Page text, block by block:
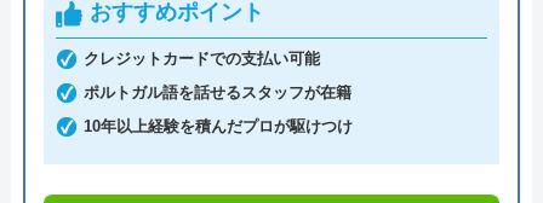
と症状が悪化するため、早めに相談した方がよいで
しょう。電話やメール、ホームページのお問い合わ
せフォームから気軽に相談できます。
0265-35-6110
おすすめポイント
クレジットカードでの支払い可能
ポルトガル語を話せるスタッフが在籍
10年以上経験を積んだプロが駆けつけ